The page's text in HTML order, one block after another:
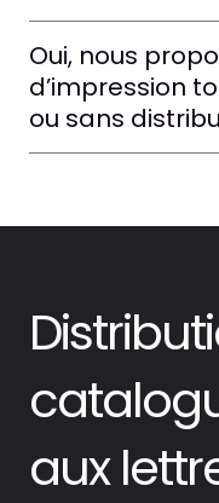
Oui, nous
d’impression
ou sans
aux